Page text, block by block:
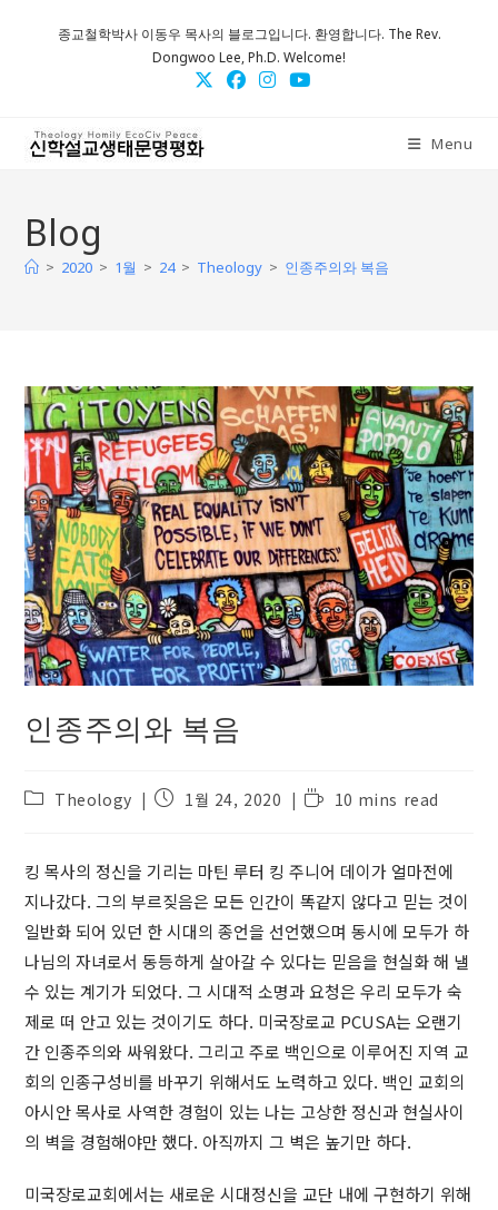
종교철학박사 이동우 목사의 블로그입니다. 환영합니다. The Rev.
Dongwoo Lee, Ph.D. Welcome!
Menu
Blog
> 2020 > 1월 > 24 > Theology > 인종주의와 복음
인종주의와 복음
PostTheology
Post1월 24, 2020
Reading10 mins read
킹 목사의 정신을 기리는 마틴 루터 킹 주니어 데이가 얼마전에
지나갔다. 그의 부르짖음은 모든 인간이 똑같지 않다고 믿는 것이
일반화 되어 있던 한 시대의 종언을 선언했으며 동시에 모두가 하
나님의 자녀로서 동등하게 살아갈 수 있다는 믿음을 현실화 해 낼
수 있는 계기가 되었다. 그 시대적 소명과 요청은 우리 모두가 숙
제로 떠 안고 있는 것이기도 하다. 미국장로교 PCUSA는 오랜기
간 인종주의와 싸워왔다. 그리고 주로 백인으로 이루어진 지역 교
회의 인종구성비를 바꾸기 위해서도 노력하고 있다. 백인 교회의
아시안 목사로 사역한 경험이 있는 나는 고상한 정신과 현실사이
의 벽을 경험해야만 했다. 아직까지 그 벽은 높기만 하다.
미국장로교회에서는 새로운 시대정신을 교단 내에 구현하기 위해